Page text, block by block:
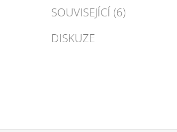
SOUVISEJÍCÍ (6)
DISKUZE